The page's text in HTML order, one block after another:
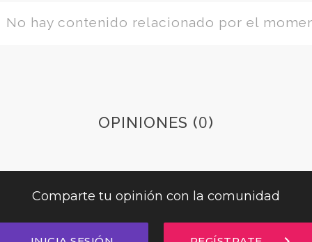
No hay contenido relacionado por el
OPINIONES (0)
Comparte tu opinión con la comunidad